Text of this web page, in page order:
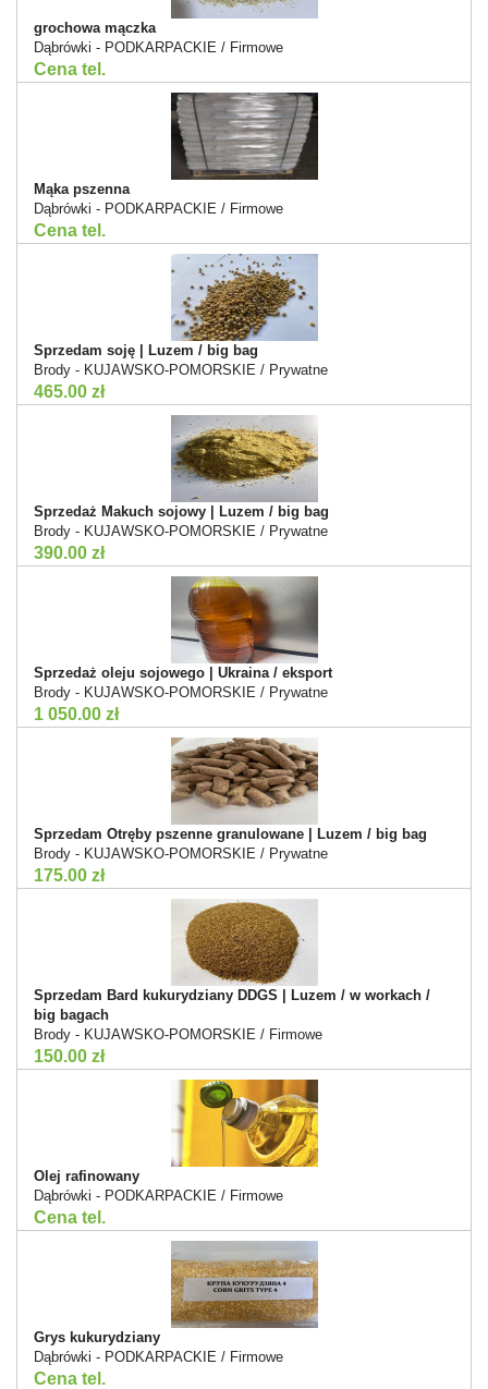
grochowa mączka
Dąbrówki - PODKARPACKIE / Firmowe
Cena tel.
Mąka pszenna
Dąbrówki - PODKARPACKIE / Firmowe
Cena tel.
Sprzedam soję | Luzem / big bag
Brody - KUJAWSKO-POMORSKIE / Prywatne
465.00 zł
Sprzedaż Makuch sojowy | Luzem / big bag
Brody - KUJAWSKO-POMORSKIE / Prywatne
390.00 zł
Sprzedaż oleju sojowego | Ukraina / eksport
Brody - KUJAWSKO-POMORSKIE / Prywatne
1 050.00 zł
Sprzedam Otręby pszenne granulowane | Luzem / big bag
Brody - KUJAWSKO-POMORSKIE / Prywatne
175.00 zł
Sprzedam Bard kukurydziany DDGS | Luzem / w workach /
big bagach
Brody - KUJAWSKO-POMORSKIE / Firmowe
150.00 zł
Olej rafinowany
Dąbrówki - PODKARPACKIE / Firmowe
Cena tel.
Grys kukurydziany
Dąbrówki - PODKARPACKIE / Firmowe
Cena tel.